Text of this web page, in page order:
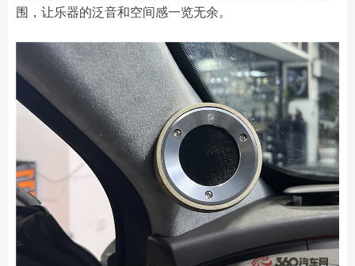
围，让乐器的泛音和空间感一览无余。